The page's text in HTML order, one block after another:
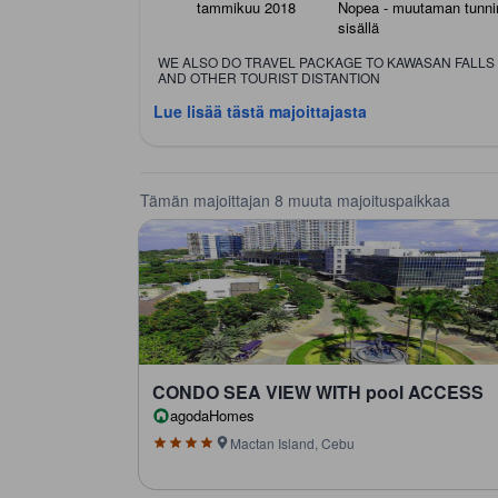
tammikuu 2018
Nopea - muutaman
sisällä
WE ALSO DO TRAVEL PACKAGE TO KAWASAN FALLS
AND OTHER TOURIST DISTANTION
Lue lisää tästä majoittajasta
Tämän majoittajan 8 muuta majoituspaikkaa
CONDO SEA VIEW WITH pool ACCESS
agodaHomes
Mactan Island, Cebu